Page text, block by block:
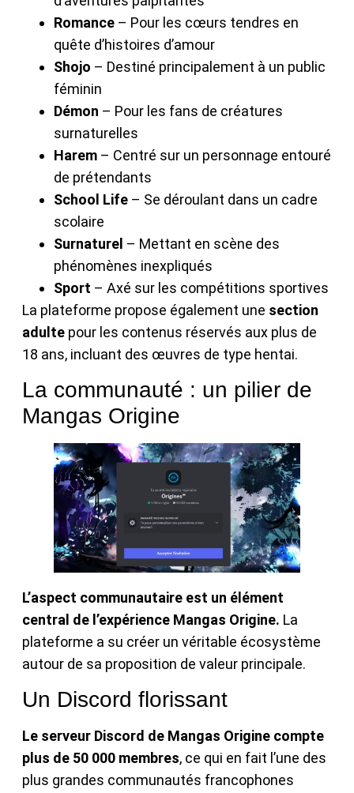
Romance – Pour les cœurs tendres en
quête d’histoires d’amour
Shojo – Destiné principalement à un public
féminin
Démon – Pour les fans de créatures
surnaturelles
Harem – Centré sur un personnage entouré
de prétendants
School Life – Se déroulant dans un cadre
scolaire
Surnaturel – Mettant en scène des
phénomènes inexpliqués
Sport – Axé sur les compétitions sportives
La plateforme propose également une section
adulte pour les contenus réservés aux plus de
18 ans, incluant des œuvres de type hentai.
La communauté : un pilier de
Mangas Origine
L’aspect communautaire est un élément
central de l’expérience Mangas Origine. La
plateforme a su créer un véritable écosystème
autour de sa proposition de valeur principale.
Un Discord florissant
Le serveur Discord de Mangas Origine compte
plus de 50 000 membres, ce qui en fait l’une des
plus grandes communautés francophones